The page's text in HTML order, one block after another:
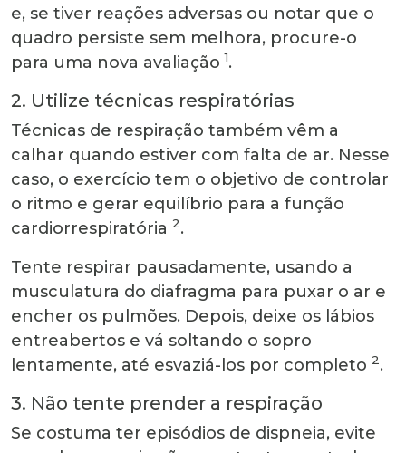
e, se tiver reações adversas ou notar que o
quadro persiste sem melhora, procure-o
para uma nova avaliação 1.
2. Utilize técnicas respiratórias
Técnicas de respiração também vêm a
calhar quando estiver com falta de ar. Nesse
caso, o exercício tem o objetivo de controlar
o ritmo e gerar equilíbrio para a função
cardiorrespiratória 2.
Tente respirar pausadamente, usando a
musculatura do diafragma para puxar o ar e
encher os pulmões. Depois, deixe os lábios
entreabertos e vá soltando o sopro
lentamente, até esvaziá-los por completo 2.
3. Não tente prender a respiração
Se costuma ter episódios de dispneia, evite